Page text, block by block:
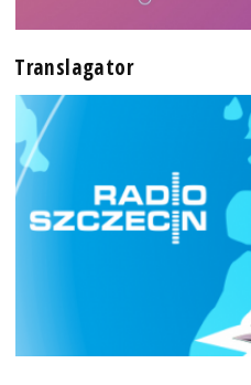
Translagator